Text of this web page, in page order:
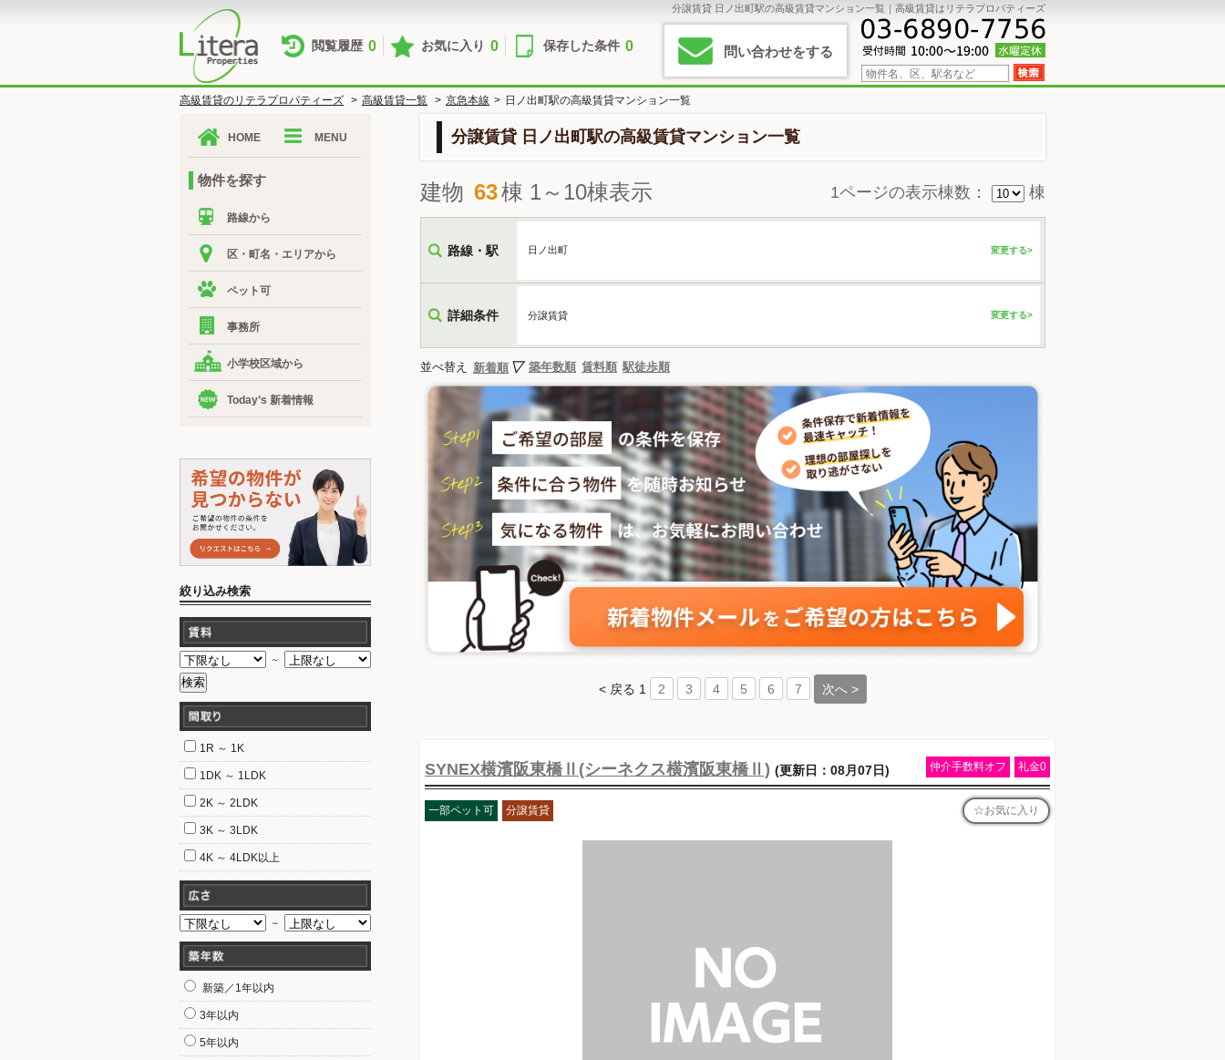
分譲賃貸 日ノ出町駅の高級賃貸マンション一覧｜高級賃貸はリテラプロパティーズ
閲覧履歴 0 お気に入り 0 保存した条件 0 問い合わせをする
高級賃貸のリテラプロパティーズ > 高級賃貸一覧 > 京急本線 > 日ノ出町駅の高級賃貸マンション一覧
分譲賃貸 日ノ出町駅の高級賃貸マンション一覧
建物 63棟 1～10棟表示 1ページの表示棟数： 棟
路線・駅 日ノ出町 変更する>
詳細条件 分譲賃貸 変更する>
並べ替え 新着順 築年数順 賃料順 駅徒歩順
< 戻る 1 2 3 4 5 6 7 次へ >
SYNEX横濱阪東橋Ⅱ(シーネクス横濱阪東橋Ⅱ) (更新日：08月07日) 仲介手数料オフ 礼金0
一部ペット可 分譲賃貸 お気に入り
HOME MENU
物件を探す
路線から
区・町名・エリアから
ペット可
事務所
小学校区域から
Today’s 新着情報
絞り込み検索
～
1R ～ 1K
1DK ～ 1LDK
2K ～ 2LDK
3K ～ 3LDK
4K ～ 4LDK以上
～
新築／1年以内
3年以内
5年以内